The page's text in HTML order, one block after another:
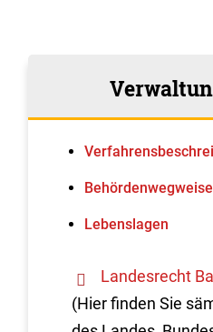
Lebenslagen
Landesrecht
(Hier finden Sie